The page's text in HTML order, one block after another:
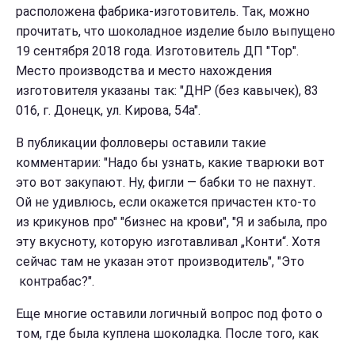
расположена фабрика-изготовитель. Так, можно
прочитать, что шоколадное изделие было выпущено
19 сентября 2018 года. Изготовитель ДП "Тор".
Место производства и место нахождения
изготовителя указаны так: "ДНР (без кавычек), 83
016, г. Донецк, ул. Кирова, 54а".
В публикации фолловеры оставили такие
комментарии: "Надо бы узнать, какие тварюки вот
это вот закупают. Ну, фигли — бабки то не пахнут.
Ой не удивлюсь, если окажется причастен кто-то
из крикунов про" "бизнес на крови", "Я и забыла, про
эту вкусноту, которую изготавливал „Конти“. Хотя
сейчас там не указан этот производитель", "Это
контрабас?".
Еще многие оставили логичный вопрос под фото о
том, где была куплена шоколадка. После того, как